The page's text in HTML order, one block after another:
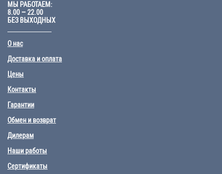
МЫ РАБОТАЕМ:
8.00 – 22.00
БЕЗ ВЫХОДНЫХ
О нас
Доставка и оплата
Цены
Контакты
Гарантии
Обмен и возврат
Дилерам
Наши работы
Сертификаты